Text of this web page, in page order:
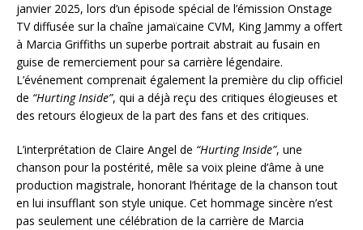
janvier 2025, lors d’un épisode spécial de l’émission Onstage
TV diffusée sur la chaîne jamaïcaine CVM, King Jammy a offert
à Marcia Griffiths un superbe portrait abstrait au fusain en
guise de remerciement pour sa carrière légendaire.
L’événement comprenait également la première du clip officiel
de “Hurting Inside”, qui a déjà reçu des critiques élogieuses et
des retours élogieux de la part des fans et des critiques.
L’interprétation de Claire Angel de “Hurting Inside”, une
chanson pour la postérité, mêle sa voix pleine d’âme à une
production magistrale, honorant l’héritage de la chanson tout
en lui insufflant son style unique. Cet hommage sincère n’est
pas seulement une célébration de la carrière de Marcia